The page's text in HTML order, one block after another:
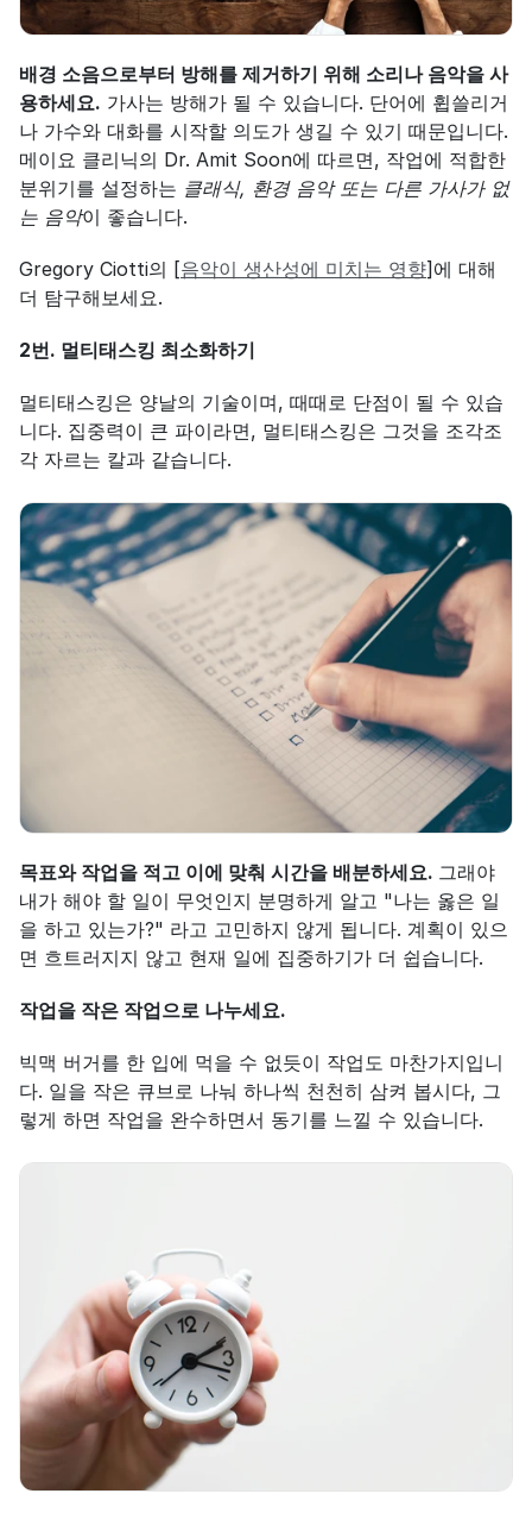
배경 소음으로부터 방해를 제거하기 위해 소리나 음악을 사
용하세요. 가사는 방해가 될 수 있습니다. 단어에 휩쓸리거
나 가수와 대화를 시작할 의도가 생길 수 있기 때문입니다.
메이요 클리닉의 Dr. Amit Soon에 따르면, 작업에 적합한
분위기를 설정하는 클래식, 환경 음악 또는 다른 가사가 없
는 음악이 좋습니다.
Gregory Ciotti의 [음악이 생산성에 미치는 영향]에 대해
더 탐구해보세요.
2번. 멀티태스킹 최소화하기
멀티태스킹은 양날의 기술이며, 때때로 단점이 될 수 있습
니다. 집중력이 큰 파이라면, 멀티태스킹은 그것을 조각조
각 자르는 칼과 같습니다.
목표와 작업을 적고 이에 맞춰 시간을 배분하세요. 그래야
내가 해야 할 일이 무엇인지 분명하게 알고 "나는 옳은 일
을 하고 있는가?" 라고 고민하지 않게 됩니다. 계획이 있으
면 흐트러지지 않고 현재 일에 집중하기가 더 쉽습니다.
작업을 작은 작업으로 나누세요.
빅맥 버거를 한 입에 먹을 수 없듯이 작업도 마찬가지입니
다. 일을 작은 큐브로 나눠 하나씩 천천히 삼켜 봅시다, 그
렇게 하면 작업을 완수하면서 동기를 느낄 수 있습니다.